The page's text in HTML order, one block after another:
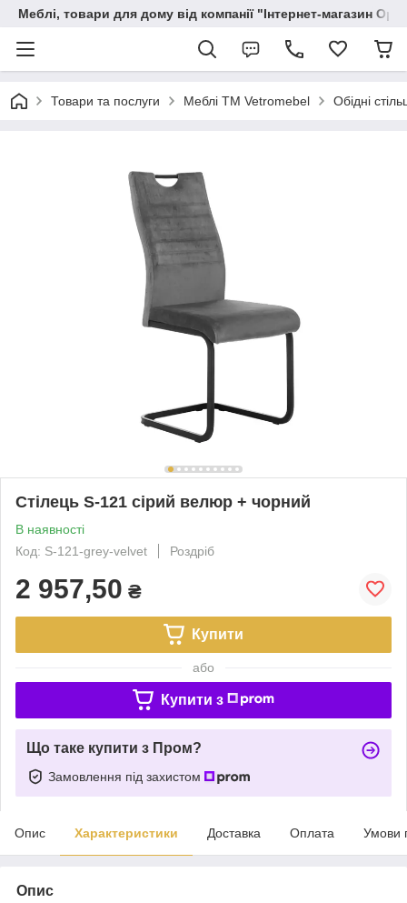
Меблі, товари для дому від компанії "Інтернет-магазин
Товари та послуги Меблі TM Vetromebel Обідні
Стілець S-121 сірий велюр + чорний
В наявності
Код: S-121-grey-velvet
Роздріб
2 957,50 ₴
Купити
або
Купити з
Що таке купити з Пром?
Замовлення під захистом
Опис Характеристики Доставка Оплата Умови
Опис